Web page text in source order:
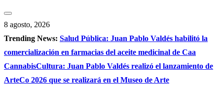
Saltar
al
contenido
8 agosto, 2026
Trending News: Salud Pública: Juan Pablo Valdés habilitó la
comercialización en farmacias del aceite medicinal de Caa
CannabisCultura: Juan Pablo Valdés realizó el lanzamiento de
ArteCo 2026 que se realizará en el Museo de Arte